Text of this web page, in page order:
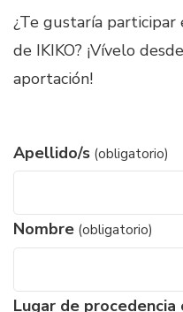
¿Te gustaría participar
de IKIKO? ¡Vívelo
aportación!
Apellido/s (obligatorio)
Nombre (obligatorio)
Lugar de